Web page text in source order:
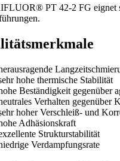
PT 42-2 FG eignet
hohe thermische Stabilität
Beständigkeit gegenüber
Verhalten gegenüber
hoher Verschleiß- und
Adhäsionskraft
Strukturstabilität
Verdampfungsrate